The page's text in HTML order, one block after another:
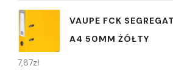
VAUPE FCK
A4 50MM ŻÓŁTY
7,87zł